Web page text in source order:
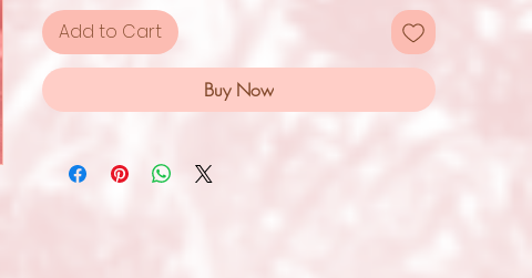
Add to Cart
Buy Now